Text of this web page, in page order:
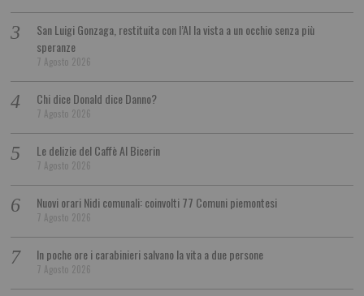
San Luigi Gonzaga, restituita con l’AI la vista a un occhio senza più
speranze
7 Agosto 2026
Chi dice Donald dice Danno?
7 Agosto 2026
Le delizie del Caffè Al Bicerin
7 Agosto 2026
Nuovi orari Nidi comunali: coinvolti 77 Comuni piemontesi
7 Agosto 2026
In poche ore i carabinieri salvano la vita a due persone
7 Agosto 2026